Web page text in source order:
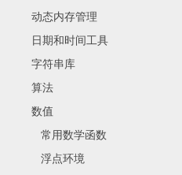
动态内存管理
日期和时间工具
字符串库
算法
数值
常用数学函数
浮点环境